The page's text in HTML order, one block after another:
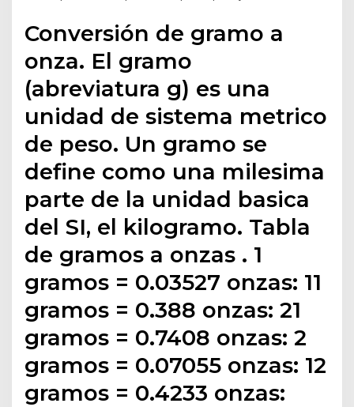
Conversión de gramo a
onza. El gramo
(abreviatura g) es una
unidad de sistema metrico
de peso. Un gramo se
define como una milesima
parte de la unidad basica
del SI, el kilogramo. Tabla
de gramos a onzas . 1
gramos = 0.03527 onzas: 11
gramos = 0.388 onzas: 21
gramos = 0.7408 onzas: 2
gramos = 0.07055 onzas: 12
gramos = 0.4233 onzas: